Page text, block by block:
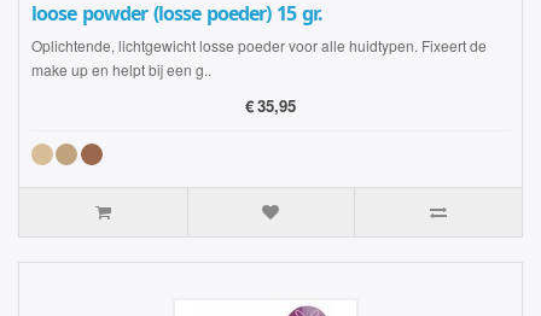
loose powder (losse poeder) 15 gr.
Oplichtende, lichtgewicht losse poeder voor alle huidtypen. Fixeert de
make up en helpt bij een g..
€ 35,95